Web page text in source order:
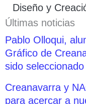
Diseño y
Últimas noticias
Pablo Olloqui,
Gráfico de
sido
Creanavarra y
para acercar a